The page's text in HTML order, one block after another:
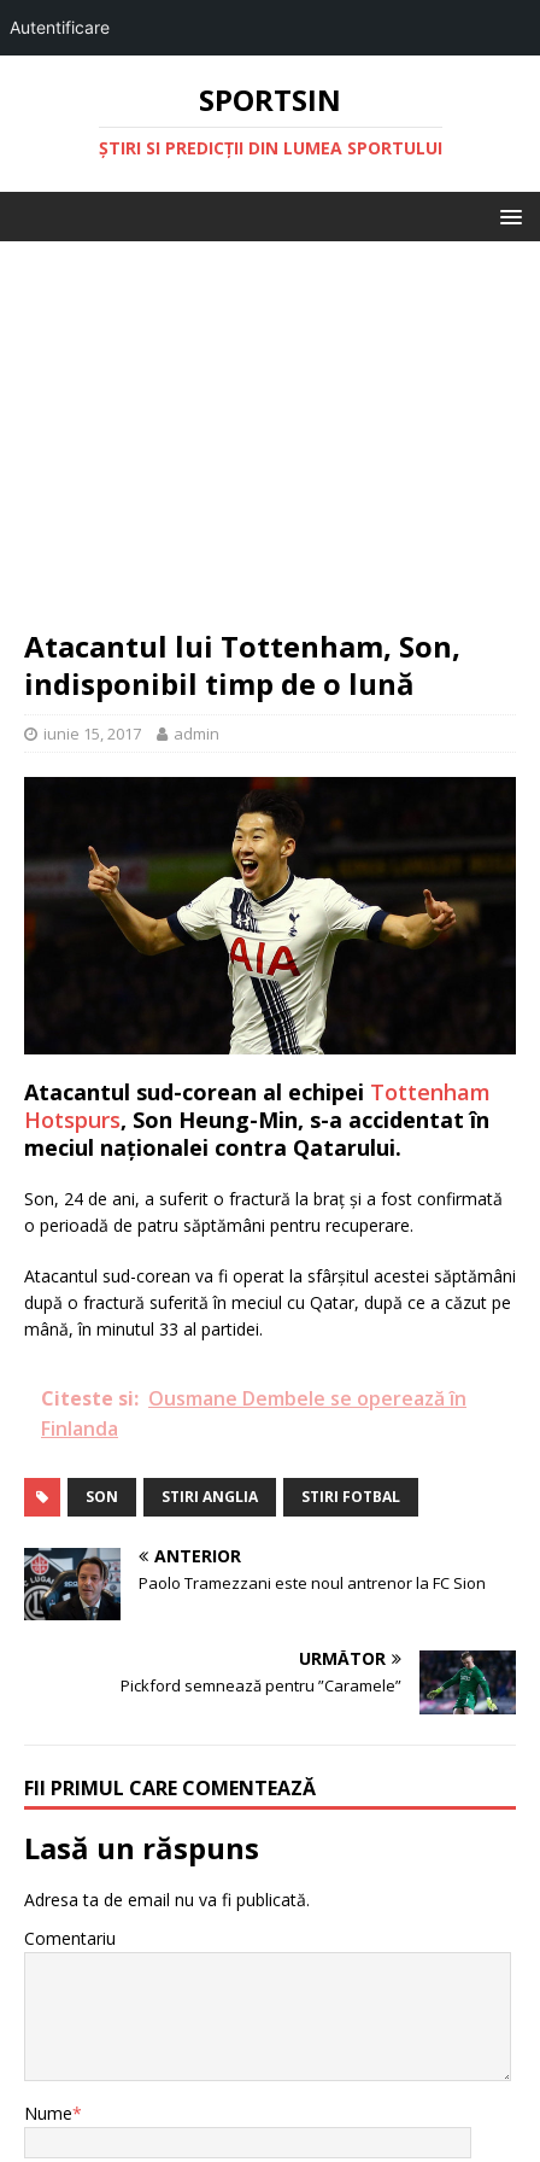
Autentificare
SPORTSIN
ŞTIRI SI PREDICŢII DIN LUMEA SPORTULUI
Atacantul lui Tottenham, Son,
indisponibil timp de o lună
iunie 15, 2017 admin
Atacantul sud-corean al echipei Tottenham
Hotspurs, Son Heung-Min, s-a accidentat în
meciul naționalei contra Qatarului.
Son, 24 de ani, a suferit o fractură la braț și a fost confirmată
o perioadă de patru săptămâni pentru recuperare.
Atacantul sud-corean va fi operat la sfârșitul acestei săptămâni
după o fractură suferită în meciul cu Qatar, după ce a căzut pe
mână, în minutul 33 al partidei.
Citeste si: Ousmane Dembele se operează în
Finlanda
SON STIRI ANGLIA STIRI FOTBAL
ANTERIOR
Paolo Tramezzani este noul antrenor la FC Sion
URMĂTOR
Pickford semnează pentru ”Caramele”
FII PRIMUL CARE COMENTEAZĂ
Lasă un răspuns
Adresa ta de email nu va fi publicată.
Comentariu
Nume*